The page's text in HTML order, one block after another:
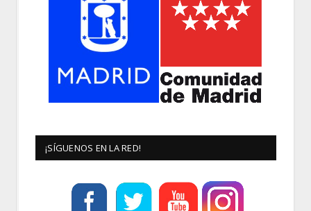
¡SÍGUENOS EN LA RED!